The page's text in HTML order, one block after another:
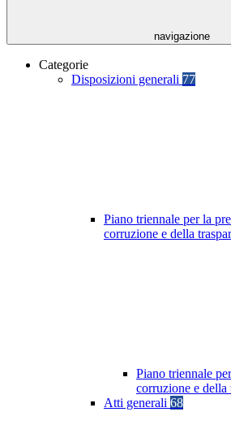
navigazione
Categorie
Disposizioni generali 77
Piano triennale per la
corruzione e della
Piano triennale
corruzione e della
Atti generali 68